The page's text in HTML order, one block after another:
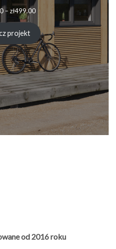
– zł499.00Zakres
od
zł249.00
do
zł499.00
projekt
od 2016 roku